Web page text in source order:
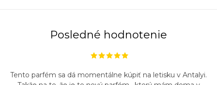
Posledné hodnotenie
Tento parfém sa dá momentálne kúpiť na letisku v Antalyi.